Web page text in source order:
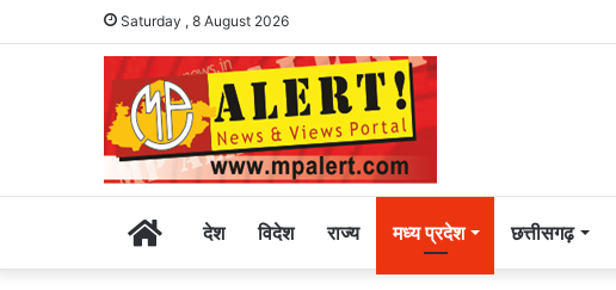
Saturday , 8 August 2026
Homeदेश विदेश राज्य मध्य प्रदेश छत्तीसगढ़